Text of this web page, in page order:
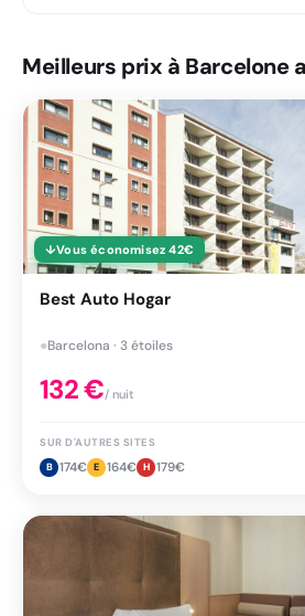
Meilleurs prix à Barcelone
↓Vous économisez 42€
Best Auto Hogar
●Barcelona · 3 étoiles
132€/ nuit
SUR D'AUTRES SITES
B 174€ E 164€ H 179€